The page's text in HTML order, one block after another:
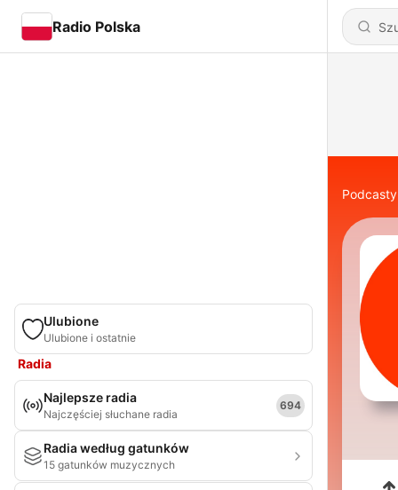
Radio Polska
Ulubione
Ulubione i ostatnie
Radia
Najlepsze radia
Najczęściej słuchane radia
694
Radia według gatunków
15 gatunków muzycznych
Podcasty